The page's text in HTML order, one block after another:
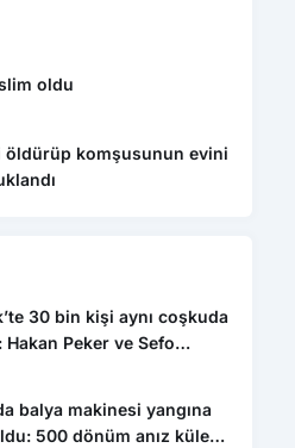
oldu
öldürüp komşusunun evini
30 bin kişi aynı coşkuda
Peker ve Sefo
balya makinesi yangına
500 dönüm anız küle